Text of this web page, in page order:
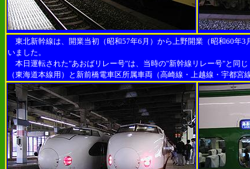
東北新幹線は、開業当初（昭和57年6月）から上野開業（昭和60年
いました。
本日運転された"あおばリレー号"は、当時の"新幹線リレー号"と同
（東海道本線用）と新前橋電車区所属車両（高崎線・上越線・宇都宮